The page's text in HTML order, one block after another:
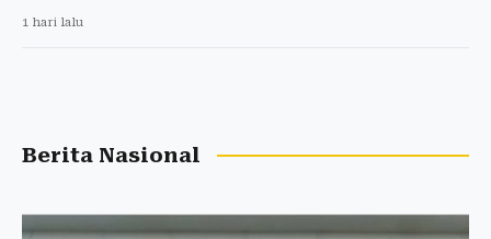
1 hari lalu
Berita Nasional